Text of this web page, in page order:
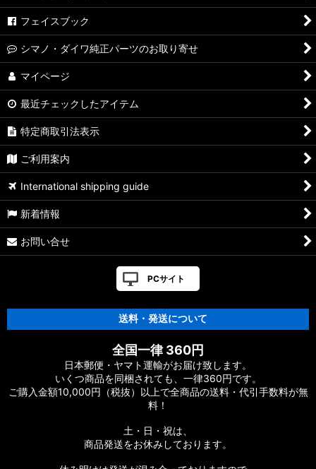
ダイワ・SLP WORKS ハンドルノブ
IOSファクトリー ハンドルノブ
M.T.C.W ハンドルノブ
ミブロ ハンドルノブ
アブ純正 ハンドルノブ
フェイスブック
シマノ・ダイワ純正パーツのお取り寄せ
マイページ
最近チェックしたアイテム
特定商取引法表示
ご利用案内
International shipping guide
新着情報
お問い合せ
PCサイト
送料・発送について
全国一律 360円
日本郵便・ヤマト運輸がお届け致します。
いくつ商品を同梱されても、一律360円です。
ご購入金額10,000円（税抜）以上で全商品の送料・代引手数料が無
料！
土・日・祝は、
商品発送をお休みしております。